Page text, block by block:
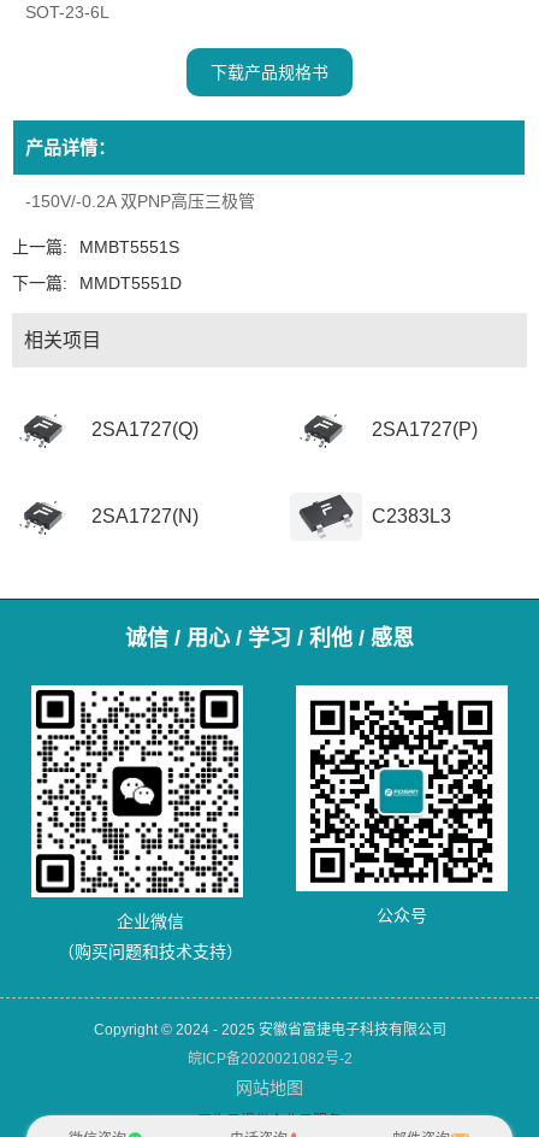
SOT-23-6L
下载产品规格书
产品详情：
-150V/-0.2A 双PNP高压三极管
上一篇:
MMBT5551S
下一篇:
MMDT5551D
相关项目
2SA1727(Q) 2SA1727(P)
2SA1727(N) C2383L3
诚信 / 用心 / 学习 / 利他 / 感恩
企业微信
（购买问题和技术支持）
公众号
Copyright © 2024 - 2025 安徽省富捷电子科技有限公司
皖ICP备2020021082号-2
网站地图
犀牛云提供企业云服务